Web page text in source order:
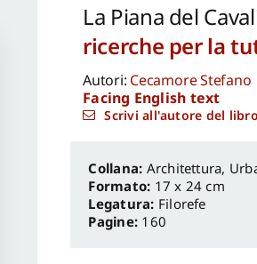
La Piana del
ricerche per la
Autori: Cecamore Stefano
Facing English text
Scrivi all'autore del libro
Architettura,
Formato: 17 x 24 cm
Legatura: Filorefe
Pagine: 160